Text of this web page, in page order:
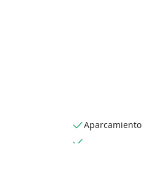
Aparcamiento